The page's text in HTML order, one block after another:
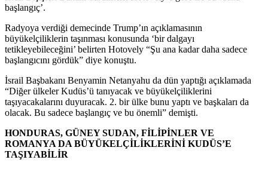
başlangıç’.
Radyoya verdiği demecinde Trump’ın açıklamasının
büyükelçiliklerin taşınması konusunda ‘bir dalgayı
tetikleyebileceğini’ belirten Hotovely “Şu ana kadar daha sadece
başlangıcını gördük” diye konuştu.
İsrail Başbakanı Benyamin Netanyahu da dün yaptığı açıklamada
“Diğer ülkeler Kudüs’ü tanıyacak ve büyükelçiliklerini
taşıyacakalarını duyuracak. 2. bir ülke bunu yaptı ve başkaları da
olacak. Bu sadece başlangıç ve bu önemli” demişti.
HONDURAS, GÜNEY SUDAN, FİLİPİNLER VE
ROMANYA DA BÜYÜKELÇİLİKLERİNİ KUDÜS’E
TAŞIYABİLİR